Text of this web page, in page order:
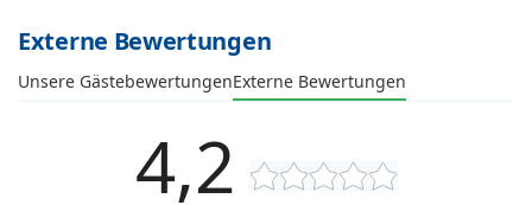
Externe Bewertungen
Unsere GästebewertungenExterne Bewertungen
4,2